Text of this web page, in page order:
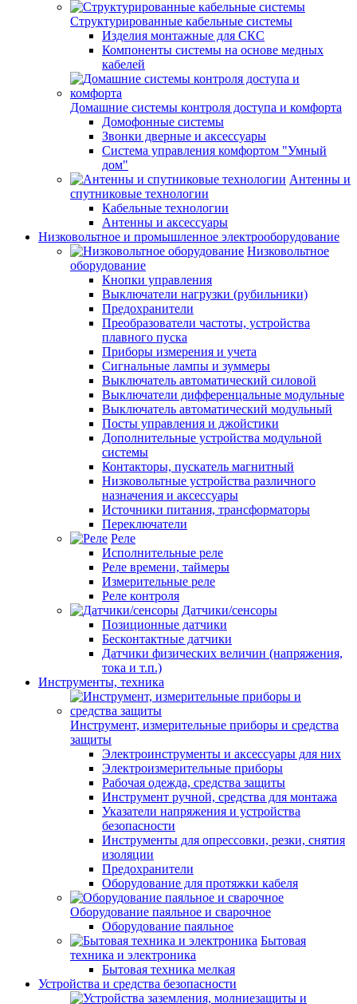
Структурированные кабельные системы
Изделия монтажные для СКС
Компоненты системы на основе медных
кабелей
Домашние системы контроля доступа и комфорта
Домофонные системы
Звонки дверные и аксессуары
Система управления комфортом "Умный
дом"
Антенны и
спутниковые технологии
Кабельные технологии
Антенны и аксессуары
Низковольтное и промышленное электрооборудование
Низковольтное
оборудование
Кнопки управления
Выключатели нагрузки (рубильники)
Предохранители
Преобразователи частоты, устройства
плавного пуска
Приборы измерения и учета
Сигнальные лампы и зуммеры
Выключатель автоматический силовой
Выключатели дифференцальные модульные
Выключатель автоматический модульный
Посты управления и джойстики
Дополнительные устройства модульной
системы
Контакторы, пускатель магнитный
Низковольтные устройства различного
назначения и аксессуары
Источники питания, трансформаторы
Переключатели
Реле
Исполнительные реле
Реле времени, таймеры
Измерительные реле
Реле контроля
Датчики/сенсоры
Позиционные датчики
Бесконтактные датчики
Датчики физических величин (напряжения,
тока и т.п.)
Инструменты, техника
Инструмент, измерительные приборы и средства
защиты
Электроинструменты и аксессуары для них
Электроизмерительные приборы
Рабочая одежда, средства защиты
Инструмент ручной, средства для монтажа
Указатели напряжения и устройства
безопасности
Инструменты для опрессовки, резки, снятия
изоляции
Предохранители
Оборудование для протяжки кабеля
Оборудование паяльное и сварочное
Оборудование паяльное
Бытовая
техника и электроника
Бытовая техника мелкая
Устройства и средства безопасности